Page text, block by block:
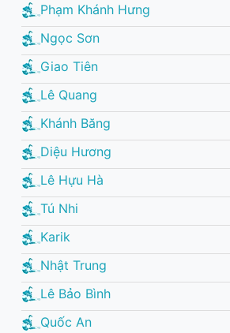
Phạm Khánh Hưng
Ngọc Sơn
Giao Tiên
Lê Quang
Khánh Băng
Diệu Hương
Lê Hựu Hà
Tú Nhi
Karik
Nhật Trung
Lê Bảo Bình
Quốc An